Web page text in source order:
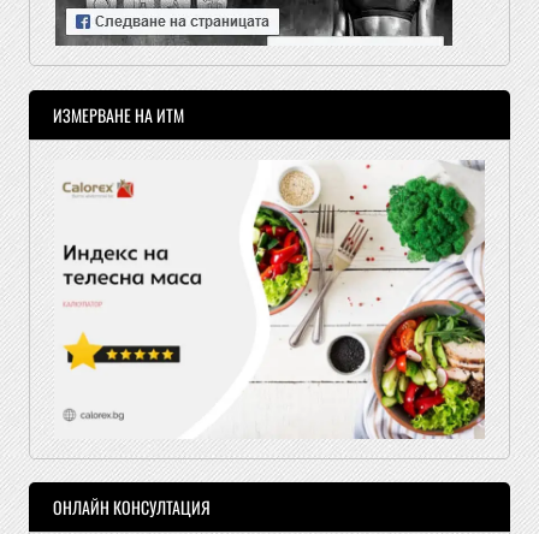
ИЗМЕРВАНЕ НА ИТМ
ОНЛАЙН КОНСУЛТАЦИЯ